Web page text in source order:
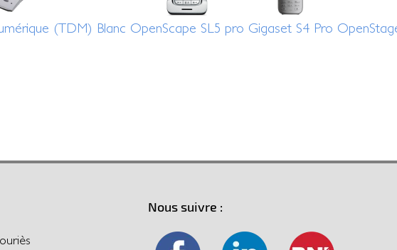
(TDM) Blanc OpenScape SL5 pro Gigaset S4 Pro
Nous suivre :